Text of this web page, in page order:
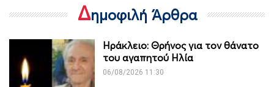
Δημοφιλή Άρθρα
Ηράκλειο: Θρήνος για τον θάνατο
του αγαπητού Ηλία
06/08/2026 11:30